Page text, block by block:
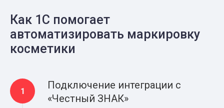
Как 1С помогает
автоматизировать маркировку
косметики
Подключение интеграции с
«Честный ЗНАК»